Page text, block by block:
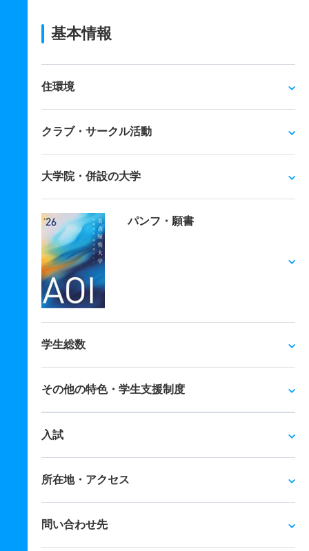
基本情報
住環境
クラブ・サークル活動
大学院・併設の大学
パンフ・願書
学生総数
その他の特色・学生支援制度
入試
所在地・アクセス
問い合わせ先